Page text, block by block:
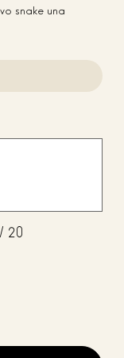
snake una
20